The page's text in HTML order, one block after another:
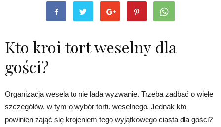
Kto kroi tort weselny dla
gości?
Organizacja wesela to nie lada wyzwanie. Trzeba zadbać o wiele
szczegółów, w tym o wybór tortu weselnego. Jednak kto
powinien zająć się krojeniem tego wyjątkowego ciasta dla gości?